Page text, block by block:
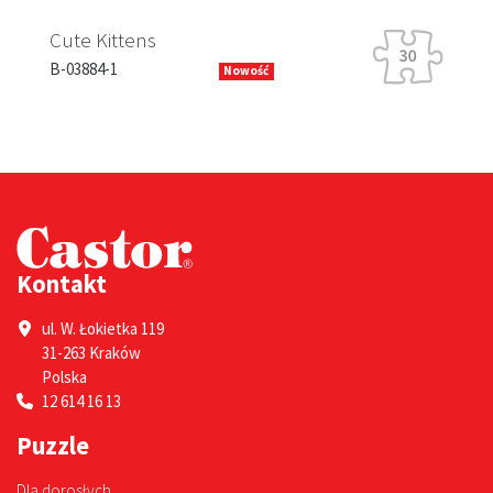
Nowość
Rabbit Racing
B-13630-1
Kontakt
ul. W. Łokietka 119
31-263 Kraków
Polska
12 614 16 13
Puzzle